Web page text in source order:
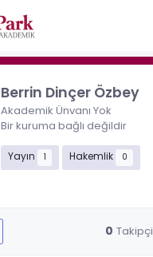
Berrin Dinçer Özbey
Akademik Ünvanı Yok
Bir kuruma bağlı değildir
Yayın 1 Hakemlik 0
0 Takipçi